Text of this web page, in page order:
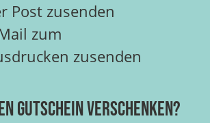
Post zusenden
zum
zusenden
Gutschein verschenken?